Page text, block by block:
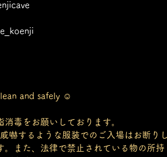
and safely ☺︎
毒をお願いしております。
嚇するような服装でのご入場はお断り
また、法律で禁止されている物の所持